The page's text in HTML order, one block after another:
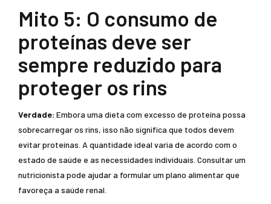
Mito 5: O consumo de
proteínas deve ser
sempre reduzido para
proteger os rins
Verdade: Embora uma dieta com excesso de proteína possa
sobrecarregar os rins, isso não significa que todos devem
evitar proteínas. A quantidade ideal varia de acordo com o
estado de saúde e as necessidades individuais. Consultar um
nutricionista pode ajudar a formular um plano alimentar que
favoreça a saúde renal.